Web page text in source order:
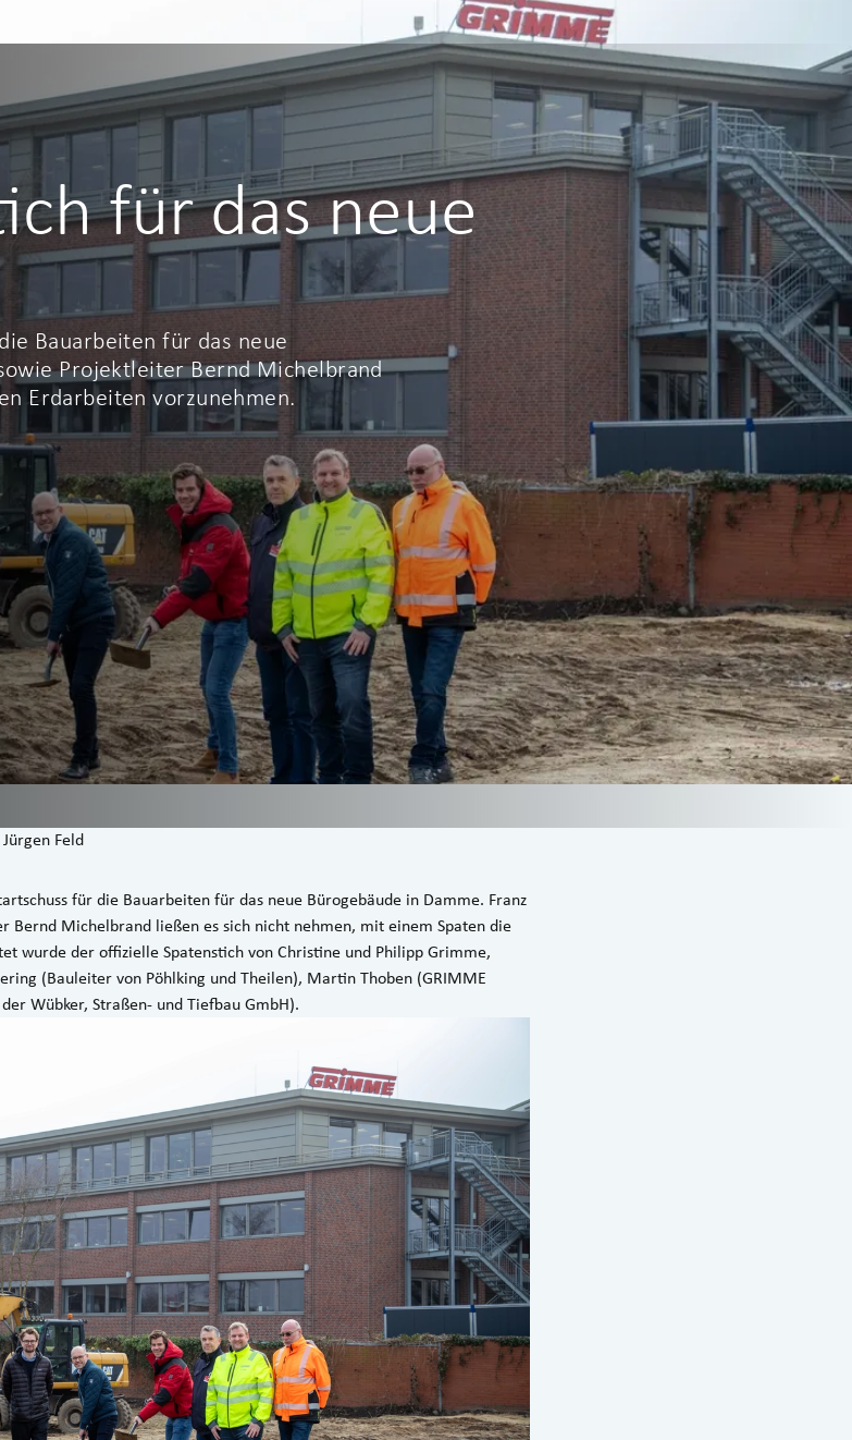
für das neue
Bauarbeiten für das neue
Projektleiter Bernd Michelbrand
Erdarbeiten vorzunehmen.
Jürgen Feld
für die Bauarbeiten für das neue Bürogebäude in Damme. Franz
Bernd Michelbrand ließen es sich nicht nehmen, mit einem Spaten die
wurde der offizielle Spatenstich von Christine und Philipp Grimme,
(Bauleiter von Pöhlking und Theilen), Martin Thoben (GRIMME
Wübker, Straßen- und Tiefbau GmbH).